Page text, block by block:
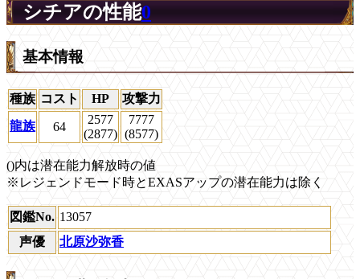
シチアの性能0
基本情報
種族 コスト HP
攻撃力
龍族
64
2577
(2877)
7777
(8577)
()内は潜在能力解放時の値
※レジェンドモード時とEXASアップの潜在能力は除く
図鑑No. 13057
声優
北原沙弥香